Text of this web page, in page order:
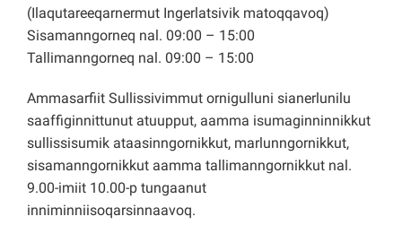
(Ilaqutareeqarnermut Ingerlatsivik matoqqavoq)
Sisamanngorneq nal. 09:00 – 15:00
Tallimanngorneq nal. 09:00 – 15:00
Ammasarfiit Sullissivimmut ornigulluni sianerlunilu
saaffiginnittunut atuupput, aamma isumaginninnikkut
sullissisumik ataasinngornikkut, marlunngornikkut,
sisamanngornikkut aamma tallimanngornikkut nal.
9.00-imiit 10.00-p tungaanut
inniminniisoqarsinnaavoq.